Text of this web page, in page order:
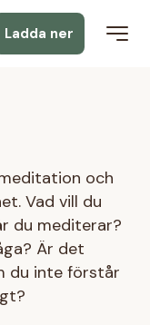
Ladda ner
och
Vad vill du
du mediterar?
Är det
du inte förstår